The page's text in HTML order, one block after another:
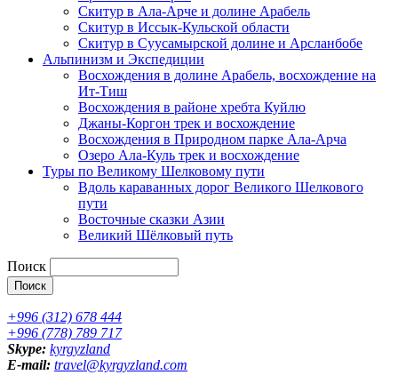
Скитур в Ала-Арче и долине Арабель
Скитур в Иссык-Кульской области
Скитур в Суусамырской долине и Арсланбобе
Альпинизм и Экспедиции
Восхождения в долине Арабель, восхождение на
Ит-Тиш
Восхождения в районе хребта Куйлю
Джаны-Коргон трек и восхождение
Восхождения в Природном парке Ала-Арча
Озеро Ала-Куль трек и восхождение
Туры по Великому Шелковому пути
Вдоль караванных дорог Великого Шелкового
пути
Восточные сказки Азии
Великий Шёлковый путь
Поиск
+996 (312) 678 444
+996 (778) 789 717
Skype: kyrgyzland
E-mail: travel@kyrgyzland.com